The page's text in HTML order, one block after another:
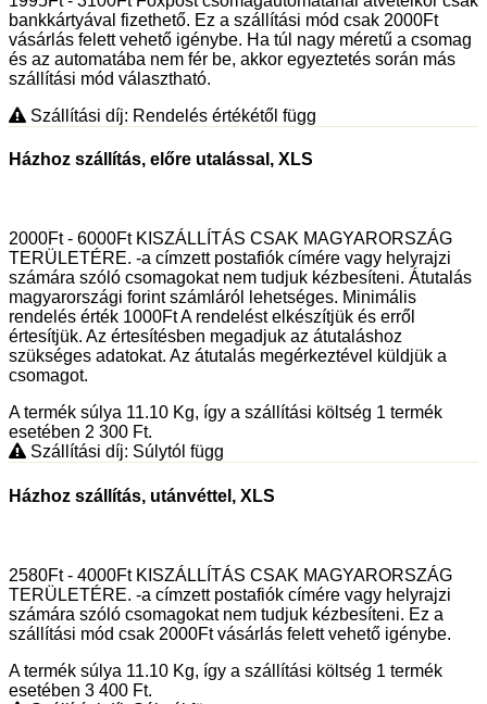
bankkártyával fizethető. Ez a szállítási mód csak 2000Ft
vásárlás felett vehető igénybe. Ha túl nagy méretű a csomag
és az automatába nem fér be, akkor egyeztetés során más
szállítási mód választható.
Szállítási díj: Rendelés értékétől függ
Házhoz szállítás, előre utalással, XLS
2000Ft - 6000Ft KISZÁLLÍTÁS CSAK MAGYARORSZÁG
TERÜLETÉRE. -a címzett postafiók címére vagy helyrajzi
számára szóló csomagokat nem tudjuk kézbesíteni. Átutalás
magyarországi forint számláról lehetséges. Minimális
rendelés érték 1000Ft A rendelést elkészítjük és erről
értesítjük. Az értesítésben megadjuk az átutaláshoz
szükséges adatokat. Az átutalás megérkeztével küldjük a
csomagot.
A termék súlya 11.10 Kg, így a szállítási költség 1 termék
esetében 2 300 Ft.
Szállítási díj: Súlytól függ
Házhoz szállítás, utánvéttel, XLS
2580Ft - 4000Ft KISZÁLLÍTÁS CSAK MAGYARORSZÁG
TERÜLETÉRE. -a címzett postafiók címére vagy helyrajzi
számára szóló csomagokat nem tudjuk kézbesíteni. Ez a
szállítási mód csak 2000Ft vásárlás felett vehető igénybe.
A termék súlya 11.10 Kg, így a szállítási költség 1 termék
esetében 3 400 Ft.